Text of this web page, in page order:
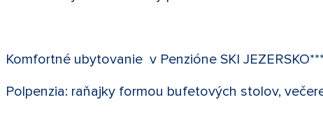
Komfortné ubytovanie v Penzióne SKI JEZERSKO***
Polpenzia: raňajky formou bufetových stolov,